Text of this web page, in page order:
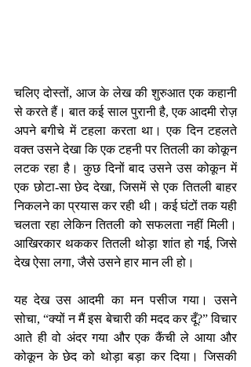
चलिए दोस्तों, आज के लेख की शुरुआत एक कहानी
से करते हैं। बात कई साल पुरानी है, एक आदमी रोज़
अपने बगीचे में टहला करता था। एक दिन टहलते
वक्त उसने देखा कि एक टहनी पर तितली का कोकून
लटक रहा है। कुछ दिनों बाद उसने उस कोकून में
एक छोटा-सा छेद देखा, जिसमें से एक तितली बाहर
निकलने का प्रयास कर रही थी। कई घंटों तक यही
चलता रहा लेकिन तितली को सफलता नहीं मिली।
आखिरकार थककर तितली थोड़ा शांत हो गई, जिसे
देख ऐसा लगा, जैसे उसने हार मान ली हो।
यह देख उस आदमी का मन पसीज गया। उसने
सोचा, “क्यों न मैं इस बेचारी की मदद कर दूँ?” विचार
आते ही वो अंदर गया और एक कैंची ले आया और
कोकून के छेद को थोड़ा बड़ा कर दिया। जिसकी